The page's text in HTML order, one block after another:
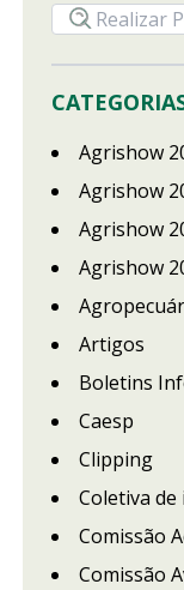
Agrishow
Agrishow
Agrishow
Agrishow
Artigos
Boletins
Caesp
Clipping
Coletiva
Comissão
Comissão